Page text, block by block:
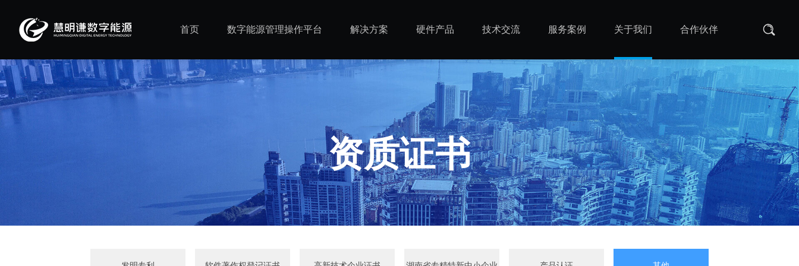
首页 数字能源管理操作平台 解决方案 硬件产品 技术交流 服务案例 关于我们 合作伙伴
资质证书